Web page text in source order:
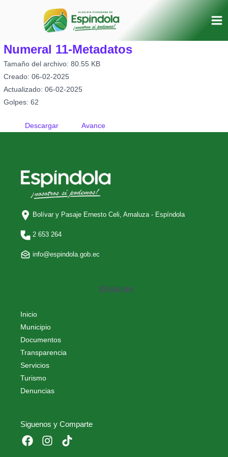
Numeral 11-Metadatos
Tamaño del archivo: 80.55 KB
Creado: 06-02-2025
Actualizado: 06-02-2025
Golpes: 62
Descargar Avance
Bolívar y Pasaje Ernesto Celi, Amaluza - Espíndola
2 653 264
info@espindola.gob.ec
Enlaces
Inicio
Municipio
Documentos
Transparencia
Servicios
Turismo
Denuncias
Siguenos y Comparte